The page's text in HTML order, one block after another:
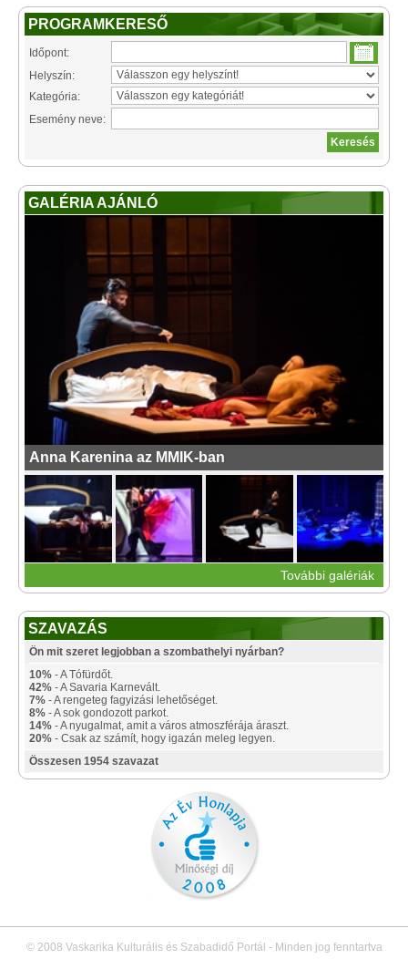
PROGRAMKERESŐ
Időpont:
Helyszín:
Kategória:
Esemény neve:
GALÉRIA AJÁNLÓ
Anna Karenina az MMIK-ban
További galériák
SZAVAZÁS
Ön mit szeret legjobban a szombathelyi nyárban?
10% - A Tófürdőt.
42% - A Savaria Karnevált.
7% - A rengeteg fagyizási lehetőséget.
8% - A sok gondozott parkot.
14% - A nyugalmat, amit a város atmoszférája áraszt.
20% - Csak az számít, hogy igazán meleg legyen.
Összesen 1954 szavazat
© 2008 Vaskarika Kulturális és Szabadidő Portál - Minden jog fenntartva